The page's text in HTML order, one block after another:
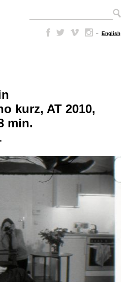
– English
kurz, AT 2010,
min.